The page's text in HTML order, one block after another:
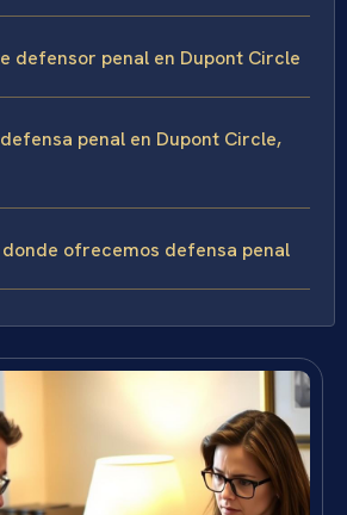
defensor penal en Dupont Circle
penal en Dupont Circle,
ofrecemos defensa penal